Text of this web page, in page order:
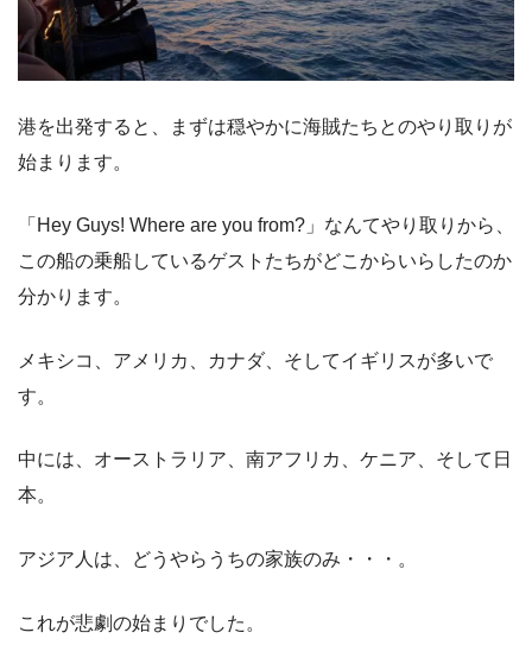
港を出発すると、まずは穏やかに海賊たちとのやり取りが
始まります。
「Hey Guys! Where are you from?」なんてやり取りから、
この船の乗船しているゲストたちがどこからいらしたのか
分かります。
メキシコ、アメリカ、カナダ、そしてイギリスが多いで
す。
中には、オーストラリア、南アフリカ、ケニア、そして日
本。
アジア人は、どうやらうちの家族のみ・・・。
これが悲劇の始まりでした。